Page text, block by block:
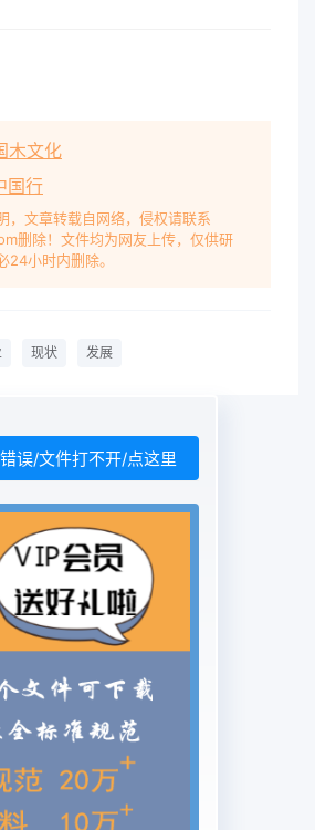
潮,原因是老企业找不到方向,新
,这种格局才逐渐变化,两支新生力
20世纪结束时这些企业都已成为
主力。行业的兴起是以新生力量的
衰亡而呈现在人们面前的,时代集
的兴起在中国焊机界引起了巨大的
步前进。2000年上海国际埃森焊
中国焊机制造企业在通用焊机上的
这方面的市场进入。这应是中国
兴的事情,说明中国的技术创新
。2000年上海国际埃森焊接展的
国参展商都加大了展台面积和宣传
焊机行业低迷中是无法见到的场
在走向景气。中国参展商的第二
量有很大的提高,说明中国机械
识发生了重大变化,从外观的粗制
制造是一个重大进步。第三个特点
中国厂商以IGBT逆变焊机为主。
切割机、立柱焊机和专用焊机的中
,规模在加大。第五个特点是生产
业的制造水平有所提高。第六个特
木文化
国行
，文章转载自网络，侵权请联系
删除！文件均为网友上传，仅供研
24小时内删除。
现状 发展
误/文件打不开/点这里